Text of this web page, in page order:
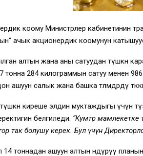
коому Министрлер кабинетинин
ачык акционердик коомунун
алтын жана аны сатуудан түшкөн
тонна 284 килограммын сатуу менен
салык жана башка төлөмдөрдү
түшкөн киреше элдин муктаждыгы
белгиледи. “Кумтөр мамлекетке
так болушу керек. Бул үчүн
тоннадан ашуун алтын өндүрүү планын